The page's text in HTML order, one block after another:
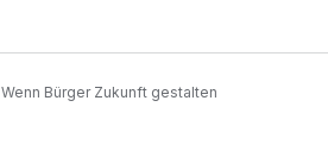
Wenn Bürger Zukunft gestalten